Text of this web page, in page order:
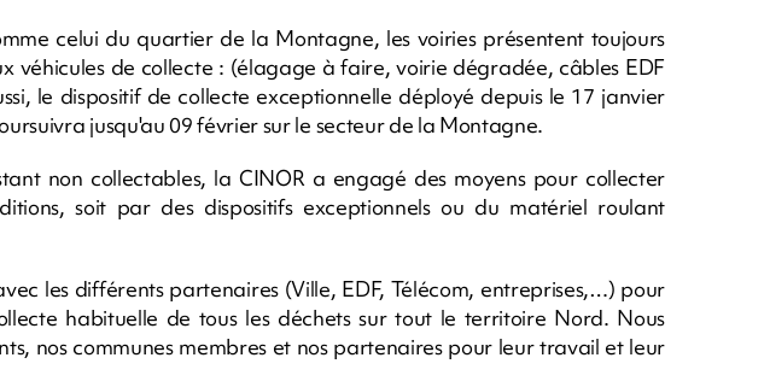
celui du quartier de la Montagne, les voiries présentent toujours
véhicules de collecte : (élagage à faire, voirie dégradée, câbles EDF
le dispositif de collecte exceptionnelle déployé depuis le 17 janvier
jusqu'au 09 février sur le secteur de la Montagne.
non collectables, la CINOR a engagé des moyens pour collecter
soit par des dispositifs exceptionnels ou du matériel roulant
les différents partenaires (Ville, EDF, Télécom, entreprises,…) pour
habituelle de tous les déchets sur tout le territoire Nord. Nous
nos communes membres et nos partenaires pour leur travail et leur